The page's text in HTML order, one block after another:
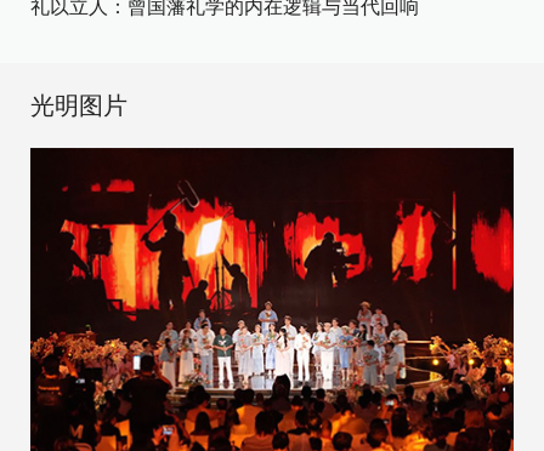
礼以立人：曾国藩礼学的内在逻辑与当代回响
光明图片